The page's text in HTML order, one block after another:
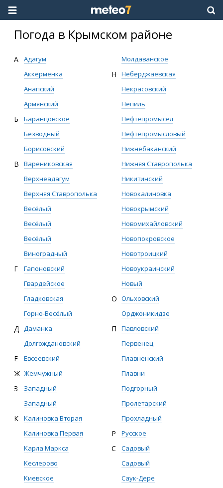
Погода в Крымском районе
А
Адагум
Аккерменка
Анапский
Армянский
Б
Баранцовское
Безводный
Борисовский
В
Варениковская
Верхнеадагум
Верхняя Ставрополька
Весёлый
Весёлый
Весёлый
Виноградный
Г
Гапоновский
Гвардейское
Гладковская
Горно-Весёлый
Д Даманка
Долгождановский
Е Евсеевский
Ж Жемчужный
З
Западный
Западный
К
Калиновка Вторая
Калиновка Первая
Карла Маркса
Кеслерово
Киевское
Молдаванское
Н
Неберджаевская
Некрасовский
Непиль
Нефтепромысел
Нефтепромысловый
Нижнебаканский
Нижняя Ставрополька
Никитинский
Новокалиновка
Новокрымский
Новомихайловский
Новопокровское
Новотроицкий
Новоукраинский
Новый
О Ольховский
Орджоникидзе
П
Павловский
Первенец
Плавненский
Плавни
Подгорный
Пролетарский
Прохладный
Р Русское
С
Садовый
Садовый
Саук-Дере